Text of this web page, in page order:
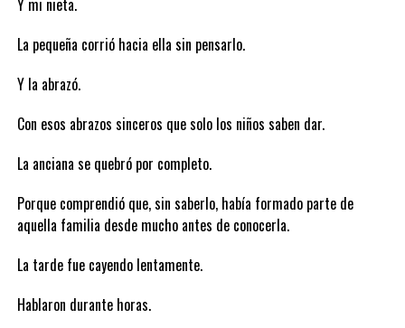
Y mi nieta.
La pequeña corrió hacia ella sin pensarlo.
Y la abrazó.
Con esos abrazos sinceros que solo los niños saben dar.
La anciana se quebró por completo.
Porque comprendió que, sin saberlo, había formado parte de
aquella familia desde mucho antes de conocerla.
La tarde fue cayendo lentamente.
Hablaron durante horas.